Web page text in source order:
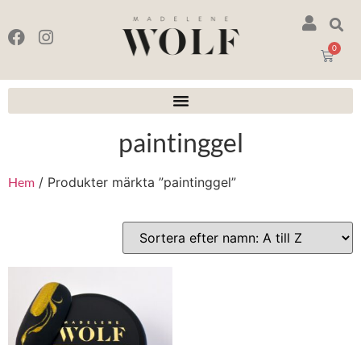
0
paintinggel
Hem / Produkter märkta ”paintinggel”